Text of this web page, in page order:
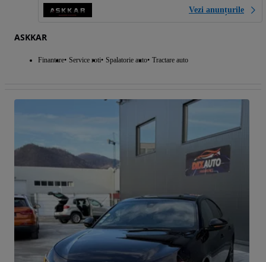
Vezi anunțurile
ASKKAR
Finantare Service roti Spalatorie auto Tractare auto